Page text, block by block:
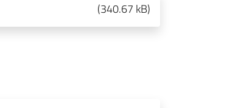
(340.67 kB)